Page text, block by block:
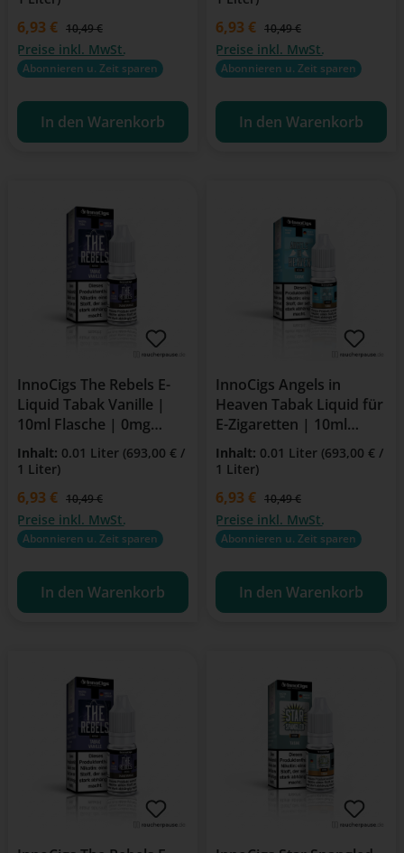
Verkaufspreis:
6,93 € Regulärer Preis:
10,49 €
Preise inkl. MwSt.
Abonnieren u. Zeit sparen
In den Warenkorb
Verkaufspreis:
6,93 € Regulärer Preis:
10,49 €
Preise inkl. MwSt.
Abonnieren u. Zeit sparen
In den Warenkorb
InnoCigs The Rebels E-
Liquid Tabak Vanille |
10ml Flasche | 0mg
Nikotin | Für E-Zigarette
& Clearomizer
Inhalt: 0.01 Liter (693,00 € /
1 Liter)
Verkaufspreis:
6,93 € Regulärer Preis:
10,49 €
Preise inkl. MwSt.
Abonnieren u. Zeit sparen
In den Warenkorb
InnoCigs Angels in
Heaven Tabak Liquid für
E-Zigaretten | 10ml
Flasche | 0mg Nikotin
Inhalt: 0.01 Liter (693,00 € /
1 Liter)
Verkaufspreis:
6,93 € Regulärer Preis:
10,49 €
Preise inkl. MwSt.
Abonnieren u. Zeit sparen
In den Warenkorb